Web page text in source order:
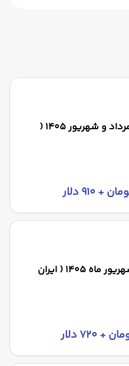
تور بالی + سنگاپور 7 شب - مرداد و شهریور 1405 (
تور بالی + اوبود 7 شب - 14شهریور ماه 1405 ( ایران